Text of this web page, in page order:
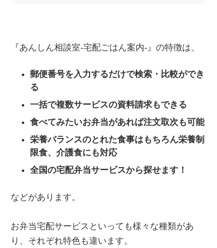
『あんしん相談室‐宅配ごはん案内‐』の特徴は、
郵便番号を入力するだけで検索・比較ができ
る
一括で複数サービスの資料請求もできる
食べてみたいお弁当があれば注文取次も可能
栄養バランスのとれた食事はもちろん栄養制
限食、介護食にも対応
全国の宅配弁当サービスから探せます！
などがあります。
お弁当宅配サービスといっても様々な種類があ
り、それぞれ特色も違います。